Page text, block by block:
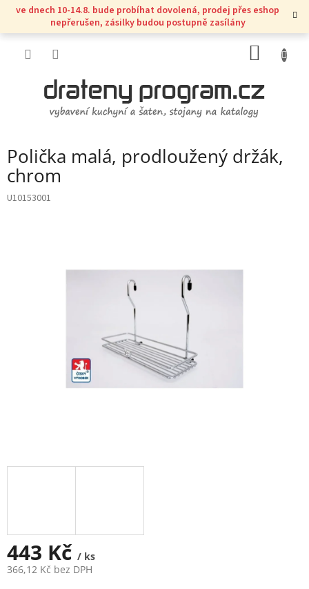
Přejít
obsah
ve dnech 10-14.8. bude probíhat dovolená, prodej přes eshop
nepřerušen, zásilky budou postupně zasílány
KOŠÍK
Polička malá, prodloužený držák,
chrom
U10153001
443 Kč / ks
366,12 Kč bez DPH